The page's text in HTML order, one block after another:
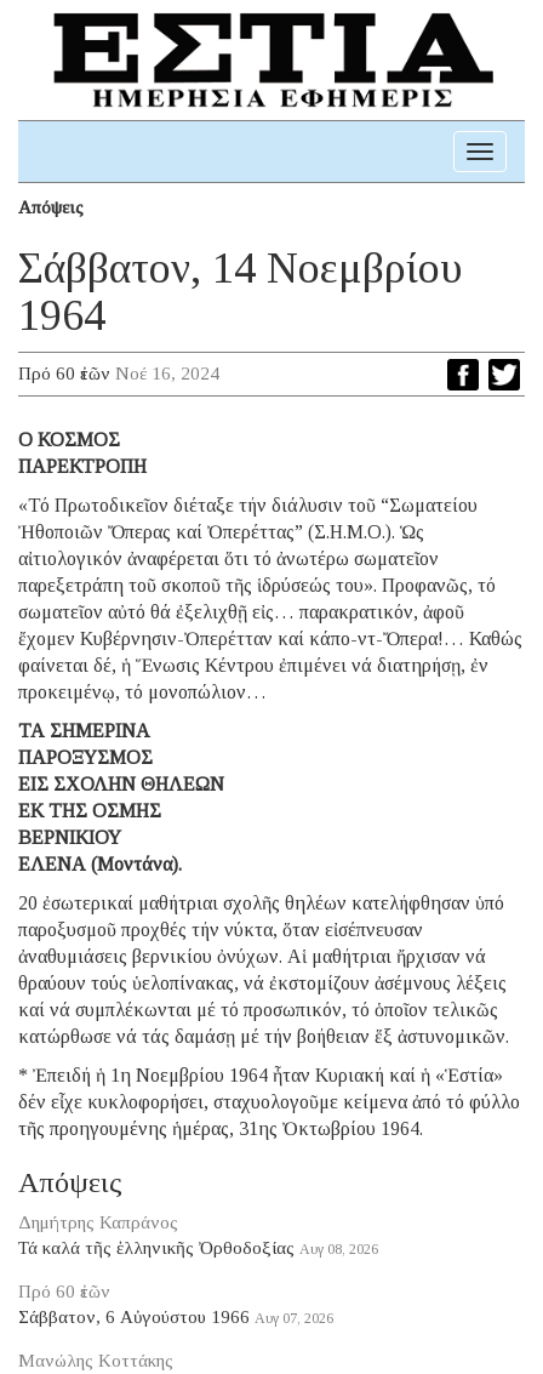
Toggle
Απόψεις
Σάββατον, 14 Νοεμβρίου
1964
Πρό 60 ἐτῶν Νοέ 16, 2024
O ΚΟΣΜΟΣ
ΠΑΡΕΚΤΡΟΠΗ
«Τό Πρωτοδικεῖον διέταξε τήν διάλυσιν τοῦ “Σωματείου
Ἠθοποιῶν Ὄπερας καί Ὀπερέττας” (Σ.Η.Μ.Ο.). Ὡς
αἰτιολογικόν ἀναφέρεται ὅτι τό ἀνωτέρω σωματεῖον
παρεξετράπη τοῦ σκοποῦ τῆς ἱδρύσεώς του». Προφανῶς, τό
σωματεῖον αὐτό θά ἐξελιχθῇ εἰς… παρακρατικόν, ἀφοῦ
ἔχομεν Κυβέρνησιν-Ὀπερέτταν καί κάπο-ντ-Ὄπερα!… Καθώς
φαίνεται δέ, ἡ Ἕνωσις Κέντρου ἐπιμένει νά διατηρήσῃ, ἐν
προκειμένῳ, τό μονοπώλιον…
ΤΑ ΣΗΜΕΡΙΝΑ
ΠΑΡΟΞΥΣΜΟΣ
ΕΙΣ ΣΧΟΛΗΝ ΘΗΛΕΩΝ
ΕΚ ΤΗΣ ΟΣΜΗΣ
ΒΕΡΝΙΚΙΟΥ
ΕΛΕΝΑ (Μοντάνα).
20 ἐσωτερικαί μαθήτριαι σχολῆς θηλέων κατελήφθησαν ὑπό
παροξυσμοῦ προχθές τήν νύκτα, ὅταν εἰσέπνευσαν
ἀναθυμιάσεις βερνικίου ὀνύχων. Αἱ μαθήτριαι ἤρχισαν νά
θραύουν τούς ὑελοπίνακας, νά ἐκστομίζουν ἀσέμνους λέξεις
καί νά συμπλέκωνται μέ τό προσωπικόν, τό ὁποῖον τελικῶς
κατώρθωσε νά τάς δαμάσῃ μέ τήν βοήθειαν ἕξ ἀστυνομικῶν.
* Ἐπειδή ἡ 1η Νοεμβρίου 1964 ἦταν Κυριακή καί ἡ «Ἑστία»
δέν εἶχε κυκλοφορήσει, σταχυολογοῦμε κείμενα ἀπό τό φύλλο
τῆς προηγουμένης ἡμέρας, 31ης Ὀκτωβρίου 1964.
Απόψεις
Δημήτρης Καπράνος
Τά καλά τῆς ἑλληνικῆς Ὀρθοδοξίας Αυγ 08, 2026
Πρό 60 ἐτῶν
Σάββατον, 6 Αὐγούστου 1966 Αυγ 07, 2026
Μανώλης Κοττάκης